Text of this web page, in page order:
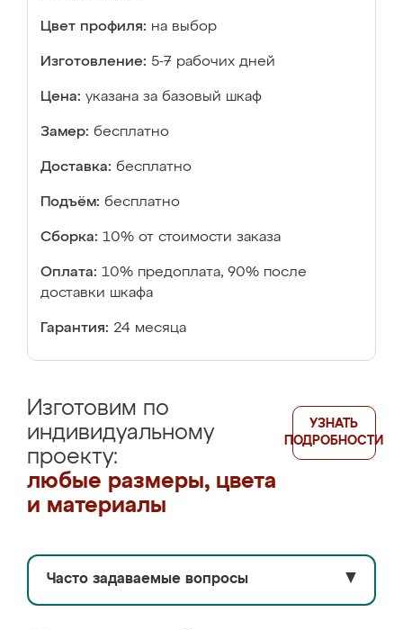
Цвет профиля: на выбор
Изготовление: 5-7 рабочих дней
Цена: указана за базовый шкаф
Замер: бесплатно
Доставка: бесплатно
Подъём: бесплатно
Сборка: 10% от стоимости заказа
Оплата: 10% предоплата, 90% после
доставки шкафа
Гарантия: 24 месяца
Изготовим по
индивидуальному
проекту:
любые размеры, цвета
и материалы
УЗНАТЬ
ПОДРОБНОСТИ
Часто задаваемые вопросы ▼